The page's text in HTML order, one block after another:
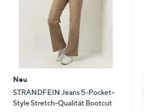
Neu
STRANDFEIN Jeans 5-Pocket-
Style Stretch-Qualität Bootcut